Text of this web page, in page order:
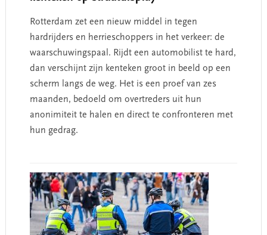
Rotterdam zet een nieuw middel in tegen
hardrijders en herrieschoppers in het verkeer: de
waarschuwingspaal. Rijdt een automobilist te hard,
dan verschijnt zijn kenteken groot in beeld op een
scherm langs de weg. Het is een proef van zes
maanden, bedoeld om overtreders uit hun
anonimiteit te halen en direct te confronteren met
hun gedrag.